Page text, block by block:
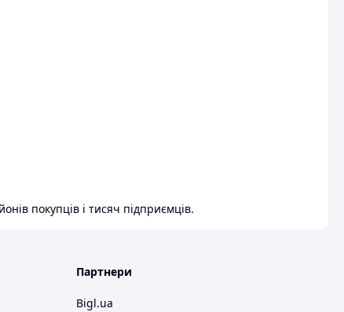
покупців і тисяч підприємців.
Партнери
Bigl.ua